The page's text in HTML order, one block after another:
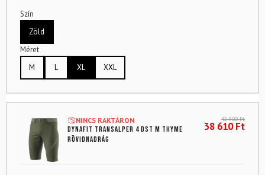
Szín
Zöld
Méret
M
L XL XXL
NINCS RAKTÁRON
DYNAFIT Transalper 4 DST M Thyme
rövidnadrág
42 900Ft
38 610Ft